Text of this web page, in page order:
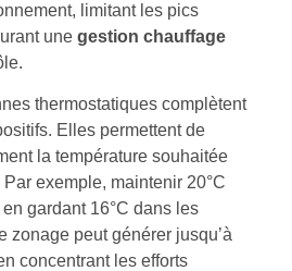
limitant les pics
une gestion chauffage
thermostatiques complètent
Elles permettent de
la température souhaitée
exemple, maintenir 20°C
gardant 16°C dans les
zonage peut générer jusqu’à
concentrant les efforts